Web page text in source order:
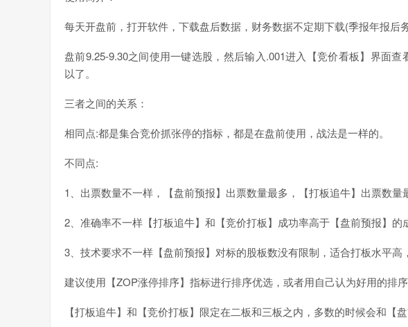
每天开盘前，打开软件，下载盘后数据，财务数据不定期下载(季报年报后
盘前9.25-9.30之间使用一键选股，然后输入.001进入【竞价看板】界面
以了。
三者之间的关系：
相同点:都是集合竞价抓张停的指标，都是在盘前使用，战法是一样的。
不同点:
1、出票数量不一样，【盘前预报】出票数量最多，【打板追牛】出票数量
2、准确率不一样【打板追牛】和【竞价打板】成功率高于【盘前预报】的
3、技术要求不一样【盘前预报】对标的股板数没有限制，适合打板水平高
建议使用【ZOP涨停排序】指标进行排序优选，或者用自己认为好用的排
【打板追牛】和【竞价打板】限定在二板和三板之内，多数的时候会和【